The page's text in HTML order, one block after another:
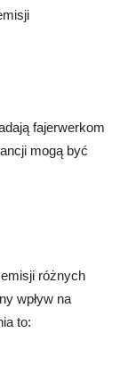
fajerwerkom
mogą być
różnych
wpływ na
to: